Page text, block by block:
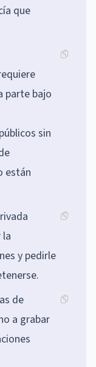
que
parte bajo
sin
están
y pedirle
de
a grabar